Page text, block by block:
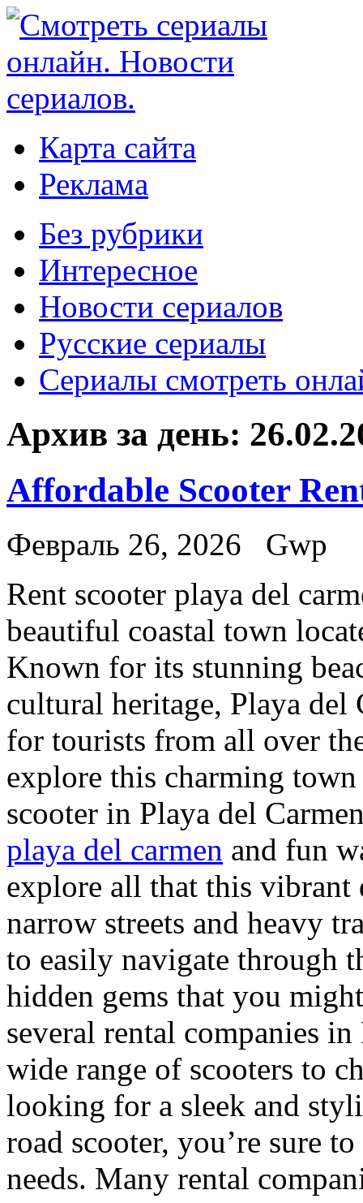
Карта сайта
Реклама
Без рубрики
Интересное
Новости сериалов
Русские сериалы
Сериалы смотреть
Архив за день:
Affordable Scooter
Февраль 26, 2026
Gwp
Rent scooter playa del
beautiful coastal town
Known for its stunning
cultural heritage, Playa del
for tourists from all over
explore this charming
scooter in Playa del
playa del carmen and fun
explore all that this vibrant
narrow streets and heavy
to easily navigate through
hidden gems that you
several rental companies
wide range of scooters to
looking for a sleek and
road scooter, you’re sure
needs. Many rental